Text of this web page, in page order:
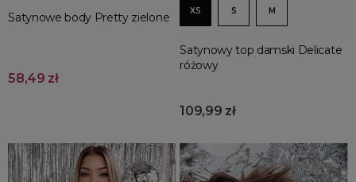
Satynowe body Pretty zielone
58,49 zł
XS S M
Satynowy top damski Delicate
różowy
109,99 zł